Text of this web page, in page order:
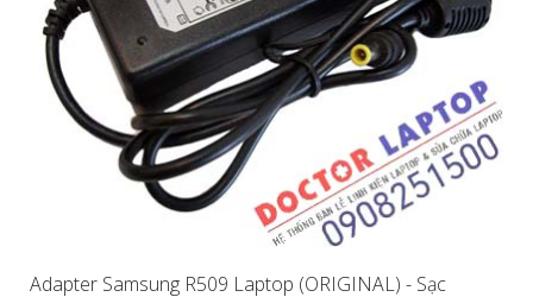
Adapter Samsung R509 Laptop (ORIGINAL) - Sạc